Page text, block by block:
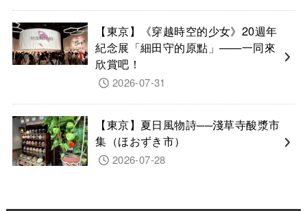
【東京】《穿越時空的少女》20週年
紀念展「細田守的原點」——一同來
欣賞吧！
2026-07-31
【東京】夏日風物詩──淺草寺酸漿市
集（ほおずき市）
2026-07-28